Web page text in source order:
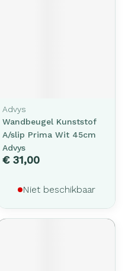
Advys
Wandbeugel Kunststof
A/slip Prima Wit 45cm
Advys
€ 31,00
Niet beschikbaar